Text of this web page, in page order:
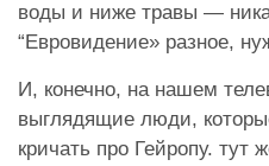
воды и ниже травы —
“Евровидение» разное,
И, конечно, на нашем
выглядящие люди,
кричать про Гейропу. тут